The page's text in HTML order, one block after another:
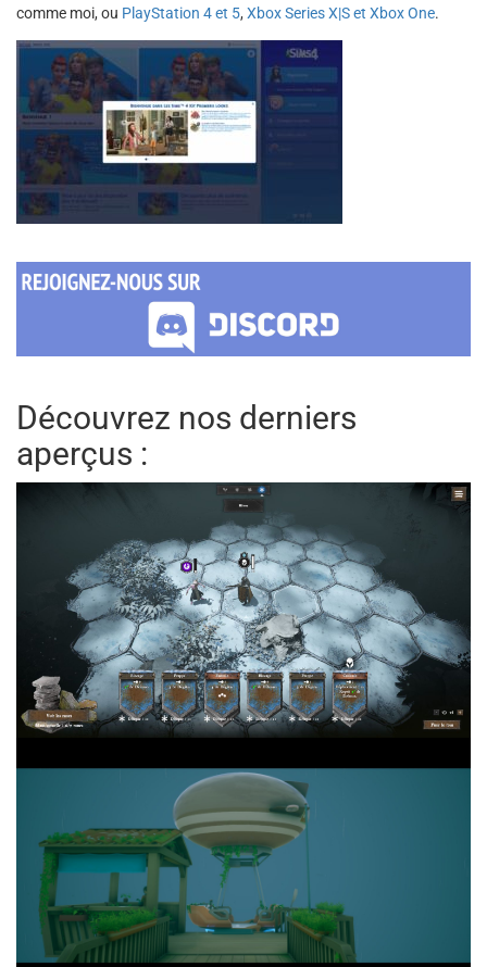
comme moi, ou PlayStation 4 et 5, Xbox Series X|S et Xbox One.
Découvrez nos derniers
aperçus :